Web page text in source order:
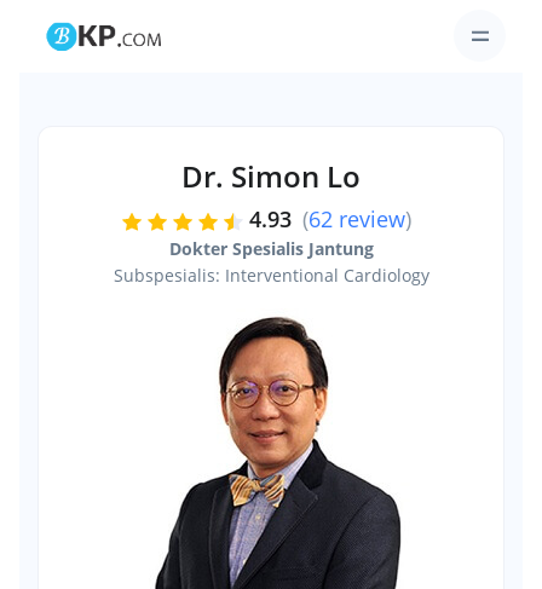
Dr. Simon Lo
4.93 (62 review)
Dokter Spesialis Jantung
Subspesialis: Interventional Cardiology